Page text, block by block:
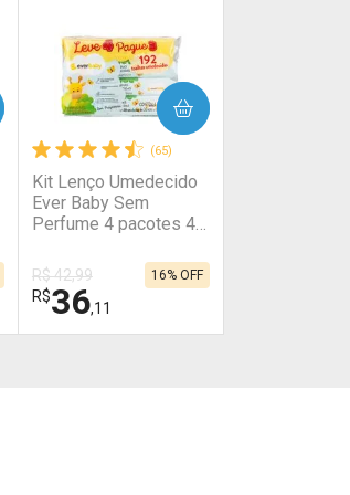
(65)
Kit Lenço Umedecido
Ever Baby Sem
Perfume 4 pacotes 48
R$ 42,99
R$36,11
16% OFF
COMPRAR